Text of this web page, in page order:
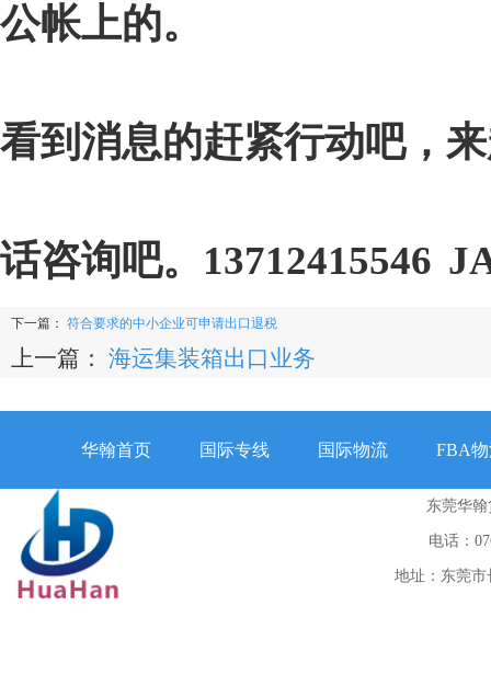
公帐上的。
看到消息的赶紧行动吧，
话咨询吧。13712415546
下一篇： 符合要求的中小企业可申请出口退税
上一篇： 海运集装箱出口业务
华翰首页 国际专线 国际物流 FBA
东莞华
电话：
地址：东莞